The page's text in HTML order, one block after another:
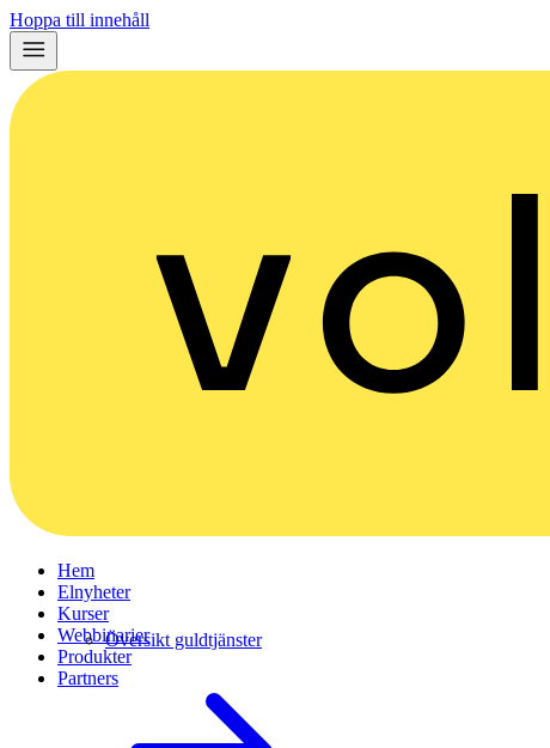
Hoppa till innehåll
Hem
Elnyheter
Kurser
Webbinarier
Produkter
Partners
Översikt guldtjänster